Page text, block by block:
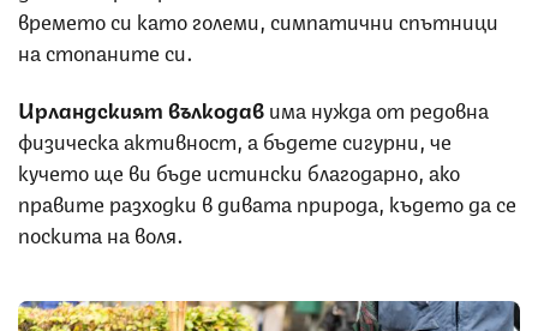
времето си като големи, симпатични спътници
на стопаните си.
Ирландският вълкодавима нужда от редовна
физическа активност, а бъдете сигурни, че
кучето ще ви бъде истински благодарно, ако
правите разходки в дивата природа, където да се
поскита на воля.